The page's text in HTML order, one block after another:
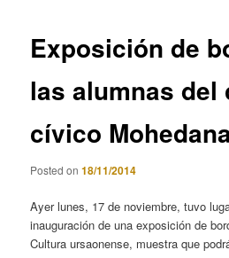
Exposición de
las alumnas del
cívico
Posted on18/11/2014
Ayer lunes, 17 de noviembre, tuvo
inauguración de una exposición de
Cultura ursaonense, muestra que